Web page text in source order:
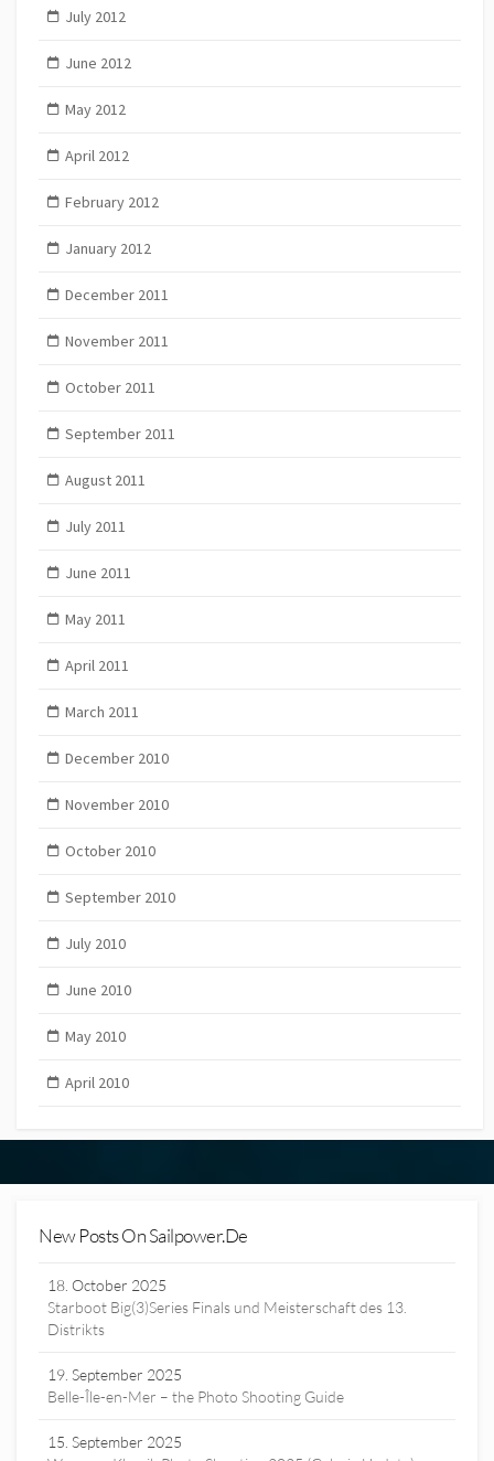
July 2012
June 2012
May 2012
April 2012
February 2012
January 2012
December 2011
November 2011
October 2011
September 2011
August 2011
July 2011
June 2011
May 2011
April 2011
March 2011
December 2010
November 2010
October 2010
September 2010
July 2010
June 2010
May 2010
April 2010
New Posts On Sailpower.de
18. October 2025
Starboot Big(3)Series Finals und Meisterschaft des 13.
Distrikts
19. September 2025
Belle-Île-en-Mer – the Photo Shooting Guide
15. September 2025